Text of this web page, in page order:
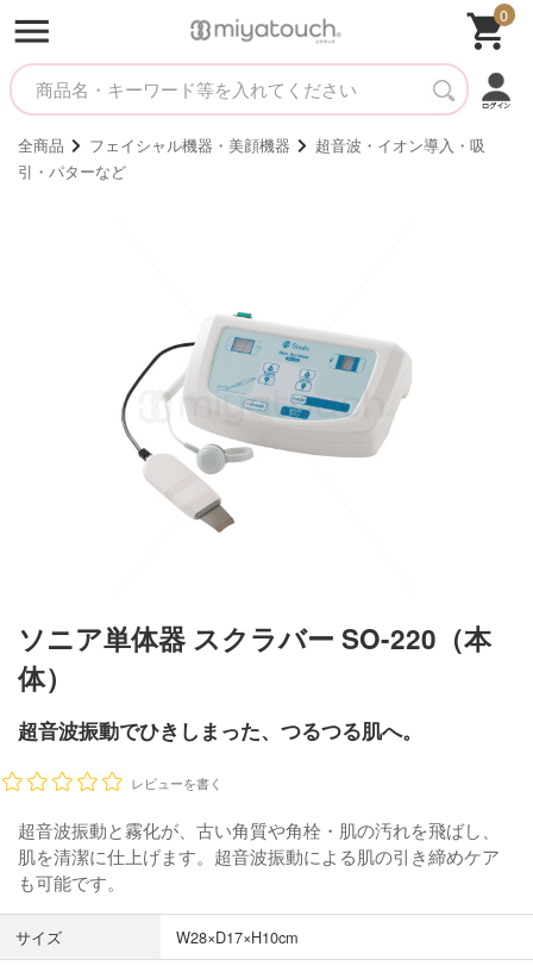
0
全商品 フェイシャル機器・美顔機器
超音波・イオン導入・吸
引・パターなど
ソニア単体器 スクラバー SO-220（本
体）
超音波振動でひきしまった、つるつる肌へ。
レビューを書く
超音波振動と霧化が、古い角質や角栓・肌の汚れを飛ばし、
肌を清潔に仕上げます。超音波振動による肌の引き締めケア
も可能です。
サイズ W28×D17×H10cm